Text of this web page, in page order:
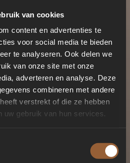
van cookies
content en advertenties te
voor social media te bieden
te analyseren. Ook delen we
van onze site met onze
adverteren en analyse. Deze
combineren met andere
verstrekt of die ze hebben
uw gebruik van hun services.